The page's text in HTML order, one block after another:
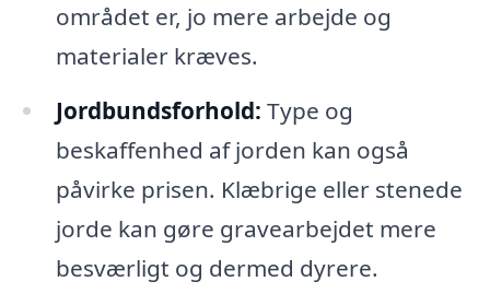
området er, jo mere arbejde og
materialer kræves.
Jordbundsforhold: Type og
beskaffenhed af jorden kan også
påvirke prisen. Klæbrige eller stenede
jorde kan gøre gravearbejdet mere
besværligt og dermed dyrere.